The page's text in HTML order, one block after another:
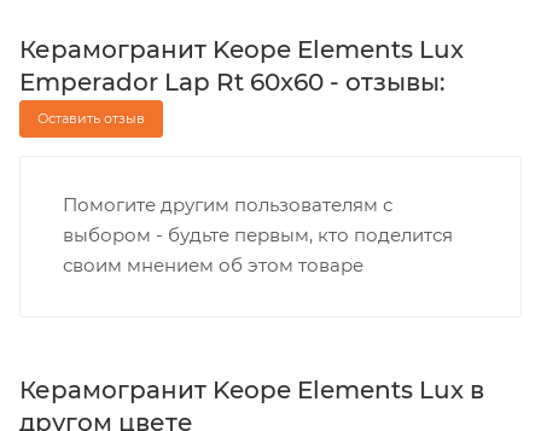
Керамогранит Keope Elements Lux
Emperador Lap Rt 60x60 - отзывы:
Оставить отзыв
Помогите другим пользователям с
выбором - будьте первым, кто поделится
своим мнением об этом товаре
Керамогранит Keope Elements Lux в
другом цвете